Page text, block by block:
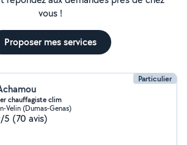
vous !
Proposer mes services
Particulier
chauffagiste clim
Velin (Dumas-Genas)
5 (70 avis)